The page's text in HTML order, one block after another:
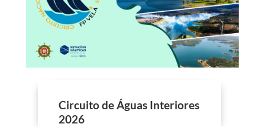
Circuito de Águas Interiores
2026